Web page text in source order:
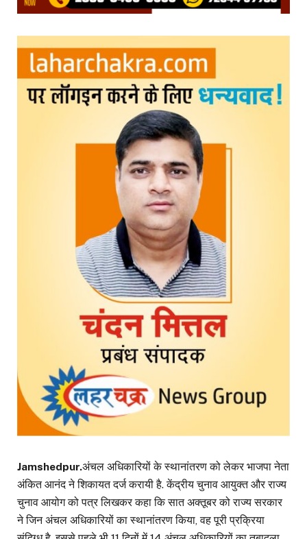
Jamshedpur.अंचल अधिकारियों के स्थानांतरण को लेकर भाजपा नेता
अंकित आनंद ने शिकायत दर्ज करायी है. केंद्रीय चुनाव आयुक्त और राज्य
चुनाव आयोग को पत्र लिखकर कहा कि सात अक्तूबर को राज्य सरकार
ने जिन अंचल अधिकारियों का स्थानांतरण किया, वह पूरी प्रक्रिया